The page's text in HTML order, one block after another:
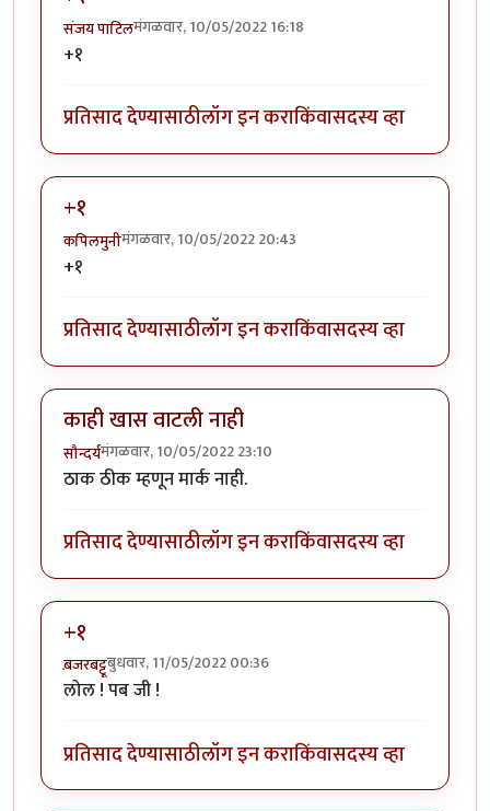
संजय पाटिलमंगळवार, 10/05/2022 16:18
+१
प्रतिसाद देण्यासाठीलॉग इन कराकिंवासदस्य व्हा
+१
कपिलमुनीमंगळवार, 10/05/2022 20:43
+१
प्रतिसाद देण्यासाठीलॉग इन कराकिंवासदस्य व्हा
काही खास वाटली नाही
सौन्दर्यमंगळवार, 10/05/2022 23:10
ठाक ठीक म्हणून मार्क नाही.
प्रतिसाद देण्यासाठीलॉग इन कराकिंवासदस्य व्हा
+१
ब़जरबट्टूबुधवार, 11/05/2022 00:36
लोल ! पब जी !
प्रतिसाद देण्यासाठीलॉग इन कराकिंवासदस्य व्हा